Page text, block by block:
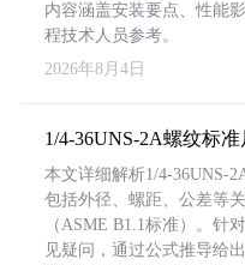
内容涵盖安装要点、性能
程技术人员参考。
2026年8月4日
1/4-36UNS-2A螺纹标
本文详细解析1/4-36UNS-
包括外径、螺距、公差等
（ASME B1.1标准）。针
见疑问，通过公式推导给